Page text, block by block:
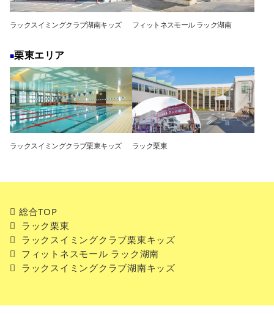
ラックスイミングクラブ湖南キッズ フィットネスモール ラック湖南
栗東エリア
ラックスイミングクラブ栗東キッズ ラック栗東
総合TOP
ラック栗東
ラックスイミングクラブ栗東キッズ
フィットネスモール ラック湖南
ラックスイミングクラブ湖南キッズ